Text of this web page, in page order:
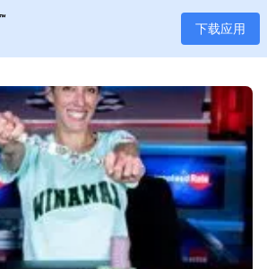
下载应用
新闻
文章
扑克
应用